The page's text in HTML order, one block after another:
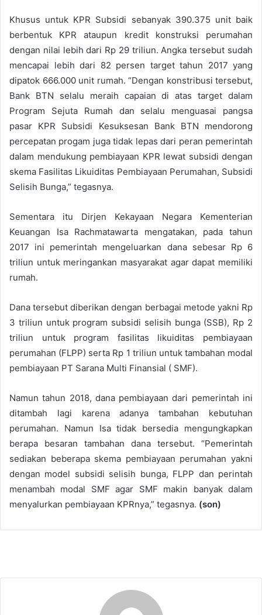
Khusus untuk KPR Subsidi sebanyak 390.375 unit baik
berbentuk KPR ataupun kredit konstruksi perumahan
dengan nilai lebih dari Rp 29 triliun. Angka tersebut sudah
mencapai lebih dari 82 persen target tahun 2017 yang
dipatok 666.000 unit rumah. “Dengan konstribusi tersebut,
Bank BTN selalu meraih capaian di atas target dalam
Program Sejuta Rumah dan selalu menguasai pangsa
pasar KPR Subsidi Kesuksesan Bank BTN mendorong
percepatan progam juga tidak lepas dari peran pemerintah
dalam mendukung pembiayaan KPR lewat subsidi dengan
skema Fasilitas Likuiditas Pembiayaan Perumahan, Subsidi
Selisih Bunga,” tegasnya.
Sementara itu Dirjen Kekayaan Negara Kementerian
Keuangan Isa Rachmatawarta mengatakan, pada tahun
2017 ini pemerintah mengeluarkan dana sebesar Rp 6
triliun untuk meringankan masyarakat agar dapat memiliki
rumah.
Dana tersebut diberikan dengan berbagai metode yakni Rp
3 triliun untuk program subsidi selisih bunga (SSB), Rp 2
triliun untuk program fasilitas likuiditas pembiayaan
perumahan (FLPP) serta Rp 1 triliun untuk tambahan modal
pembiayaan PT Sarana Multi Finansial ( SMF).
Namun tahun 2018, dana pembiayaan dari pemerintah ini
ditambah lagi karena adanya tambahan kebutuhan
perumahan. Namun Isa tidak bersedia mengungkapkan
berapa besaran tambahan dana tersebut. “Pemerintah
sediakan beberapa skema pembiayaan perumahan yakni
dengan model subsidi selisih bunga, FLPP dan perintah
menambah modal SMF agar SMF makin banyak dalam
menyalurkan pembiayaan KPRnya,” tegasnya. (son)